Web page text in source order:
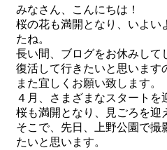
みなさん、こんにちは！
桜の花も満開となり、いよい
たね。
長い間、ブログをお休みして
復活して行きたいと思います
また宜しくお願い致します。
４月、さまざまなスタートを
桜も満開となり、見ごろを迎
そこで、先日、上野公園で撮
たいと思います。